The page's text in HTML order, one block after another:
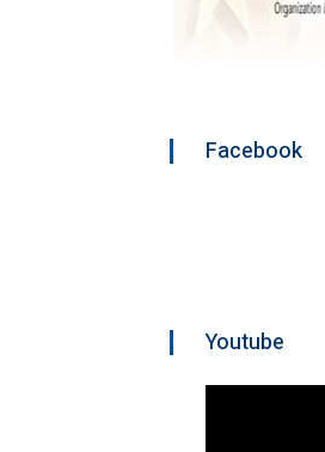
Facebook
Youtube